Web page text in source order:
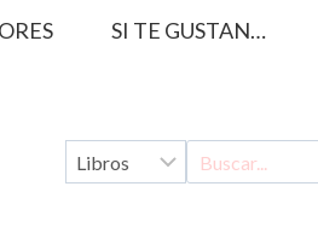
SI TE GUSTAN…